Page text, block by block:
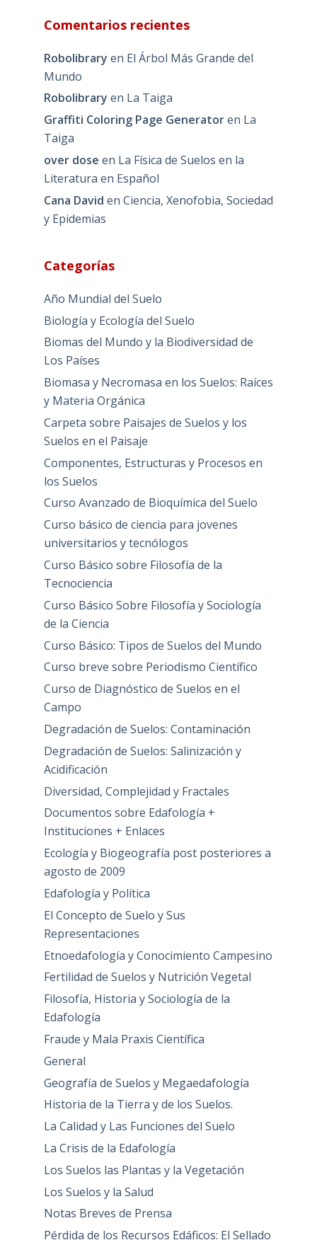
Comentarios recientes
Robolibrary en El Árbol Más Grande del
Mundo
Robolibrary en La Taiga
Graffiti Coloring Page Generatoren La
Taiga
over dose en La Física de Suelos en la
Literatura en Español
Cana David en Ciencia, Xenofobia, Sociedad
y Epidemias
Categorías
Año Mundial del Suelo
Biología y Ecología del Suelo
Biomas del Mundo y la Biodiversidad de
Los Países
Biomasa y Necromasa en los Suelos: Raíces
y Materia Orgánica
Carpeta sobre Paisajes de Suelos y los
Suelos en el Paisaje
Componentes, Estructuras y Procesos en
los Suelos
Curso Avanzado de Bioquímica del Suelo
Curso básico de ciencia para jovenes
universitarios y tecnólogos
Curso Básico sobre Filosofía de la
Tecnociencia
Curso Básico Sobre Filosofía y Sociología
de la Ciencia
Curso Básico: Tipos de Suelos del Mundo
Curso breve sobre Periodismo Científico
Curso de Diagnóstico de Suelos en el
Campo
Degradación de Suelos: Contaminación
Degradación de Suelos: Salinización y
Acidificación
Diversidad, Complejidad y Fractales
Documentos sobre Edafología +
Instituciones + Enlaces
Ecología y Biogeografía post posteriores a
agosto de 2009
Edafología y Política
El Concepto de Suelo y Sus
Representaciones
Etnoedafología y Conocimiento Campesino
Fertilidad de Suelos y Nutrición Vegetal
Filosofía, Historia y Sociología de la
Edafología
Fraude y Mala Praxis Científica
General
Geografía de Suelos y Megaedafología
Historia de la Tierra y de los Suelos.
La Calidad y Las Funciones del Suelo
La Crisis de la Edafología
Los Suelos las Plantas y la Vegetación
Los Suelos y la Salud
Notas Breves de Prensa
Pérdida de los Recursos Edáficos: El Sellado